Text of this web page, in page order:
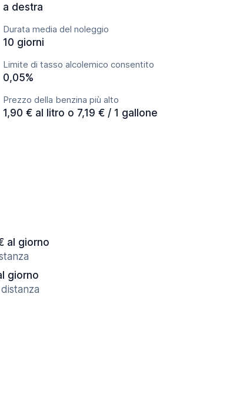
a destra
Durata media del noleggio
10 giorni
Limite di tasso alcolemico consentito
0,05%
Prezzo della benzina più alto
1,90 € al litro o 7,19 € / 1 gallone
al giorno
giorno